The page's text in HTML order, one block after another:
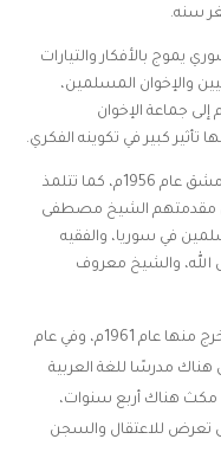
سنه.
يموج بالأفكار والتيارات
والإخوان المسلمين،
إلى جماعة الإخوان
-التحق حوى بكلية الشريعة التابعة لجامعة دمشق عام 1956م، كما تتلمذ
مقدمتهم الشيخ مصطفى
في سوريا، والفقيه
والشيخ معروف
أتم دراسته الجامعية في كلية الشريعة وتخرج منها عام 1961م، وفي عام
هناك مدرسًا للغة العربية
مكث هناك أربع سنوات،
تعرض للاعتقال والسجن